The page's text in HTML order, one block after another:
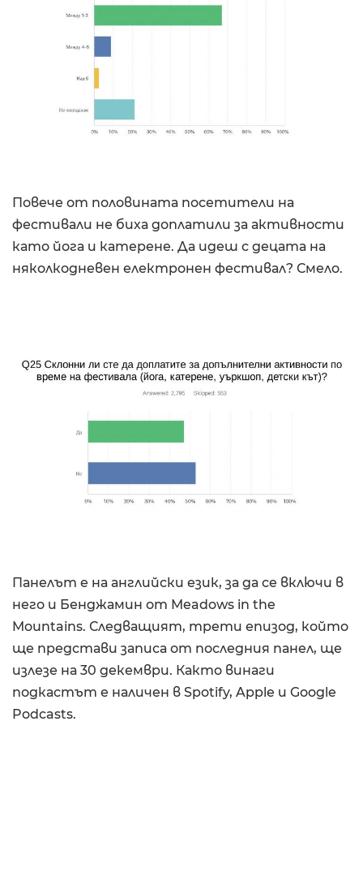
Повече от половината посетители на
фестивали не биха доплатили за активности
като йога и катерене. Да идеш с децата на
няколкодневен електронен фестивал? Смело.
Панелът е на английски език, за да се включи в
него и Бенджамин от Meadows in the
Mountains. Следващият, трети епизод, който
ще представи записа от последния панел, ще
излезе на 30 декември. Както винаги
подкастът е наличен в Spotify, Apple и Google
Podcasts.